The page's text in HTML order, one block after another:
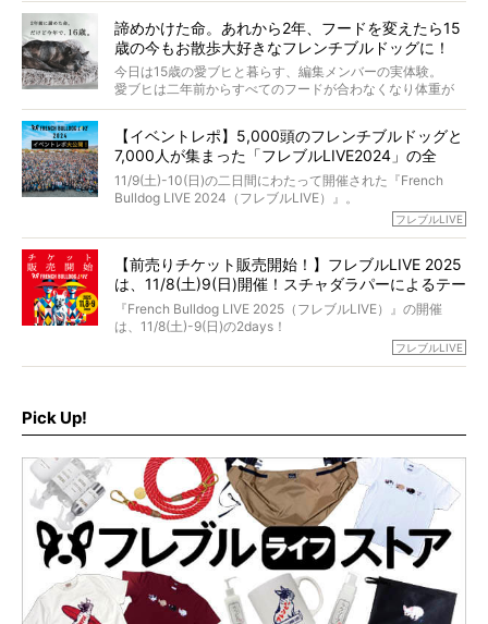
くれる？」
さらには、霊感がない人でも愛犬が成仏したことを知る方
法まで。
お笑い芸人だからこそ暗くなりすぎない、むしろ心がスッ
と軽くなる。
永久保存版のスペシャル対談です！
た。
僧侶としての名は「靖賢（せいけん）」。
当時54歳という年齢にして、なぜ動物専門僧侶という道を
選んだのか。
また、愛犬の旅立ちとどのように向き合うべきなのか。
た。
諦めかけた命。あれから2年、フードを変えたら15
歳の今もお散歩大好きなフレンチブルドッグに！
今日は15歳の愛ブヒと暮らす、編集メンバーの実体験。
愛ブヒは二年前からすべてのフードが合わなくなり体重が
激減。検査をしても異常はなく「年齢のせいですね…」と言
もう諦めるしかないのかな…そんなとき、我が家に届いたの
が「THE fu-do(ザ・フード)」の試食品でした。
そして「THE fu-do(ザ・フード)」を食べつづけて二年、愛
ブヒは15歳になり、今も元気にお散歩をしています。
今回は、二年前の絶望から今までを包み隠さず、時系列で
【イベントレポ】5,000頭のフレンチブルドッグと
7,000人が集まった「フレブルLIVE2024」の全
貌！
11/9(土)-10(日)の二日間にわたって開催された『French
Bulldog LIVE 2024（フレブルLIVE）』。
今年はのべ5,000頭のフレンチブルドッグと7,000人のフレ
day1の司会はフレブルラバーのロッチさん。day2の音楽フ
ェスには世代ど真ん中のPUFFYが出演するなど、例年以上
に豪華なラインナップ。
北は北海道、南は鹿児島県から。全国のフレンチブルドッ
グが一堂に会した「フレブルLIVE2024」の模様を、詳しく
フレブルLIVE
【前売りチケット販売開始！】フレブルLIVE 2025
は、11/8(土)9(日)開催！スチャダラパーによるテー
マソング制作も決定
『French Bulldog LIVE 2025（フレブルLIVE）』の開催
は、11/8(土)-9(日)の2days！
お得な前売りチケット、いよいよ販売スタートです！
ど、内容盛りだくさんでお送りしていますので、最後まで
お見逃しなく！
フレブルLIVE
Pick Up!